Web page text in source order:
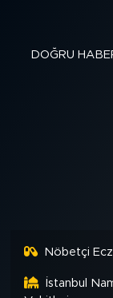
DOĞRU
Nöbetçi
İstanbul